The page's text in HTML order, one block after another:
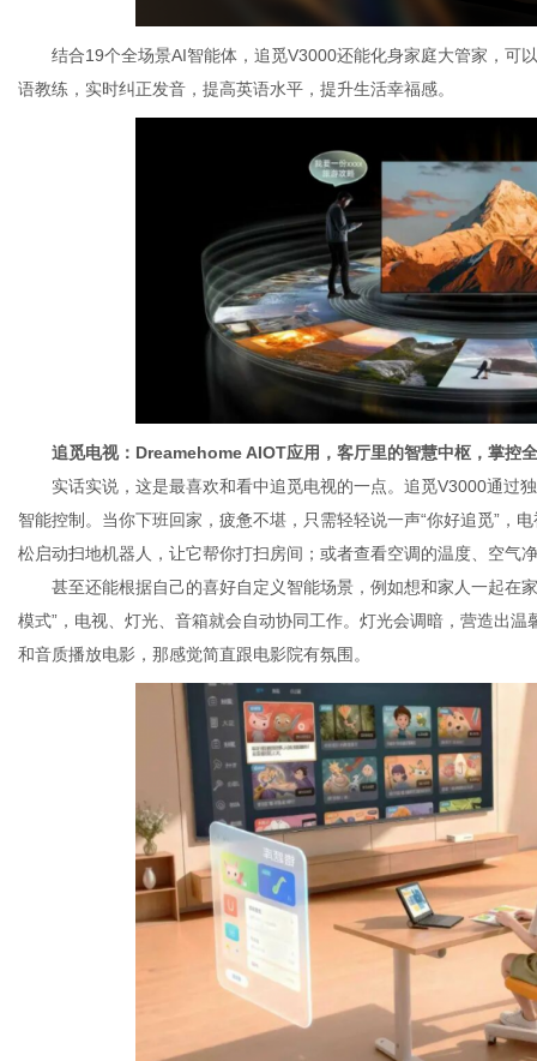
结合19个全场景AI智能体，追觅V3000还能化身家庭大管家，可
语教练，实时纠正发音，提高英语水平，提升生活幸福感。
追觅电视： Dreamehome AIOT应用 ， 客厅里的智慧中枢，掌控
实话实说，这是最喜欢和看中追觅电视的一点。追觅V3000通过
智能控制。当你下班回家，疲惫不堪，只需轻轻说一声“你好追觅”，
松启动扫地机器人，让它帮你打扫房间；或者查看空调的温度、空气
甚至还能根据自己的喜好自定义智能场景，例如想和家人一起在
模式”，电视、灯光、音箱就会自动协同工作。灯光会调暗，营造出
和音质播放电影，那感觉简直跟电影院有氛围。